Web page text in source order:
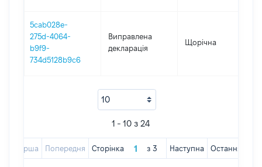
5cab028e-
275d-4064-
b9f9-
734d5128b9c6
Виправлена
декларація
Щорічна
1 - 10 з 24
Перша Попередня Сторінка з 3 Наступна Остання